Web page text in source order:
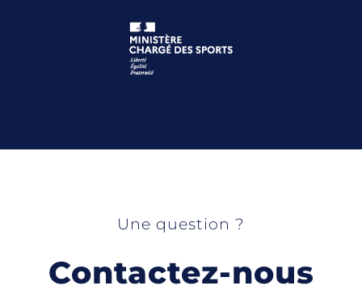
Une question ?
Contactez-nous